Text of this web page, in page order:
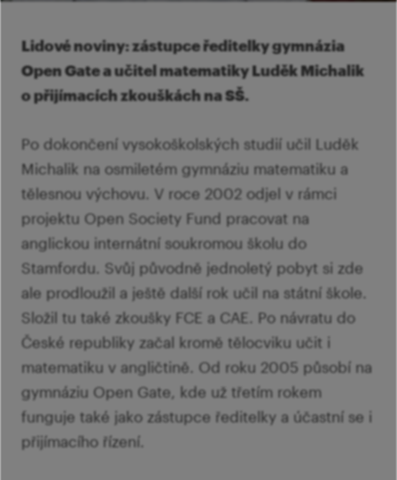
Lidové noviny: zástupce ředitelky gymnázia
Open Gate a učitel matematiky Luděk Michalik
o přijímacích zkouškách na SŠ.
Po dokončení vysokoškolských studií učil Luděk
Michalik na osmiletém gymnáziu matematiku a
tělesnou výchovu. V roce 2002 odjel v rámci
projektu Open Society Fund pracovat na
anglickou internátní soukromou školu do
Stamfordu. Svůj původně jednoletý pobyt si zde
ale prodloužil a ještě další rok učil na státní škole.
Složil tu také zkoušky FCE a CAE. Po návratu do
České republiky začal kromě tělocviku učit i
matematiku v angličtině. Od roku 2005 působí na
gymnáziu Open Gate, kde už třetím rokem
funguje také jako zástupce ředitelky a účastní se i
přijímacího řízení.